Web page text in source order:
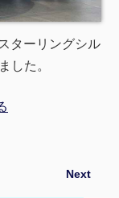
ターリングシル
した。
Next